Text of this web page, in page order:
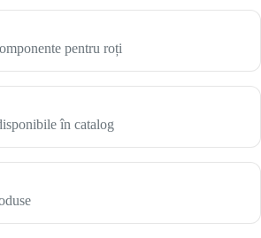
pentru roți
în catalog